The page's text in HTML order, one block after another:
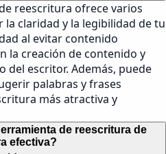
reescritura ofrece varios
la claridad y la legibilidad de tu
al evitar contenido
la creación de contenido y
del escritor. Además, puede
palabras y frases
más atractiva y
de reescritura de
efectiva?